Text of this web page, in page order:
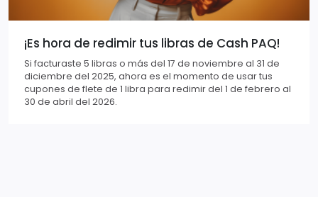
¡Es hora de redimir tus libras de Cash PAQ!
Si facturaste 5 libras o más del 17 de noviembre al 31 de
diciembre del 2025, ahora es el momento de usar tus
cupones de flete de 1 libra para redimir del 1 de febrero al
30 de abril del 2026.